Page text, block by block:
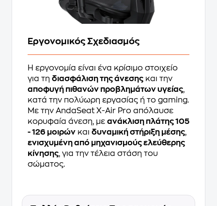
Εργονομικός Σχεδιασμός
Η εργονομία είναι ένα κρίσιμο στοιχείο
για τη διασφάλιση της άνεσης και την
αποφυγή πιθανών προβλημάτων υγείας,
κατά την πολύωρη εργασίας ή το gaming.
Με την AndaSeat X-Air Pro απόλαυσε
κορυφαία άνεση, με ανάκλιση πλάτης 105
- 126 μοιρών και δυναμική στήριξη μέσης,
ενισχυμένη από μηχανισμούς ελεύθερης
κίνησης, για την τέλεια στάση του
σώματος.